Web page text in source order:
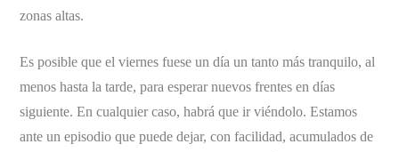
zonas altas.
Es posible que el viernes fuese un día un tanto más tranquilo, al
menos hasta la tarde, para esperar nuevos frentes en días
siguiente. En cualquier caso, habrá que ir viéndolo. Estamos
ante un episodio que puede dejar, con facilidad, acumulados de